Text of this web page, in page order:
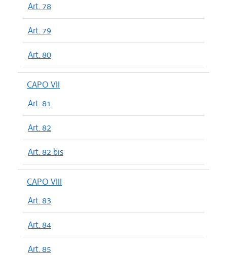
Art. 78
Art. 79
Art. 80
CAPO VII
Art. 81
Art. 82
Art. 82 bis
CAPO VIII
Art. 83
Art. 84
Art. 85